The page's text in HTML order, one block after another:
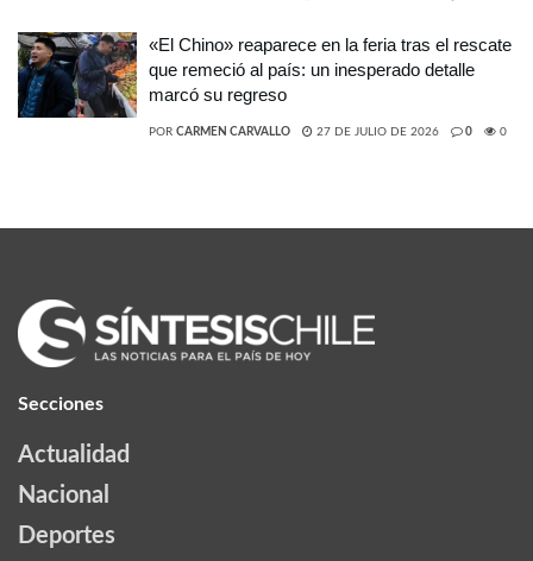
«El Chino» reaparece en la feria tras el rescate
que remeció al país: un inesperado detalle
marcó su regreso
POR CARMEN CARVALLO 27 DE JULIO DE 2026 0 0
Secciones
Actualidad
Nacional
Deportes